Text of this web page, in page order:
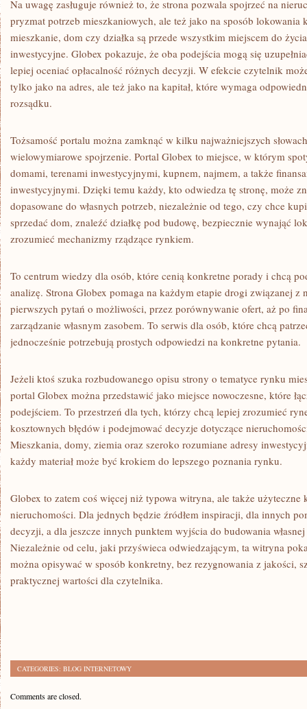
Na uwagę zasługuje również to, że strona pozwala spojrzeć na
pryzmat potrzeb mieszkaniowych, ale też jako na sposób lokowania
mieszkanie, dom czy działka są przede wszystkim miejscem do
inwestycyjne. Globex pokazuje, że oba podejścia mogą się
lepiej oceniać opłacalność różnych decyzji. W efekcie czytelnik
tylko jako na adres, ale też jako na kapitał, które wymaga
rozsądku.
Tożsamość portalu można zamknąć w kilku najważniejszych
wielowymiarowe spojrzenie. Portal Globex to miejsce, w którym
domami, terenami inwestycyjnymi, kupnem, najmem, a także
inwestycyjnymi. Dzięki temu każdy, kto odwiedza tę stronę, może
dopasowane do własnych potrzeb, niezależnie od tego, czy chce
sprzedać dom, znaleźć działkę pod budowę, bezpiecznie wynająć
zrozumieć mechanizmy rządzące rynkiem.
To centrum wiedzy dla osób, które cenią konkretne porady i chcą
analizę. Strona Globex pomaga na każdym etapie drogi związanej z
pierwszych pytań o możliwości, przez porównywanie ofert, aż po
zarządzanie własnym zasobem. To serwis dla osób, które chcą
jednocześnie potrzebują prostych odpowiedzi na konkretne pytania.
Jeżeli ktoś szuka rozbudowanego opisu strony o tematyce rynku
portal Globex można przedstawić jako miejsce nowoczesne, które
podejściem. To przestrzeń dla tych, którzy chcą lepiej zrozumieć
kosztownych błędów i podejmować decyzje dotyczące
Mieszkania, domy, ziemia oraz szeroko rozumiane adresy
każdy materiał może być krokiem do lepszego poznania rynku.
Globex to zatem coś więcej niż typowa witryna, ale także użyteczne
nieruchomości. Dla jednych będzie źródłem inspiracji, dla innych
decyzji, a dla jeszcze innych punktem wyjścia do budowania
Niezależnie od celu, jaki przyświeca odwiedzającym, ta witryna
można opisywać w sposób konkretny, bez rezygnowania z jakości,
praktycznej wartości dla czytelnika.
CATEGORIES: BLOG INTERNETOWY
Comments are closed.